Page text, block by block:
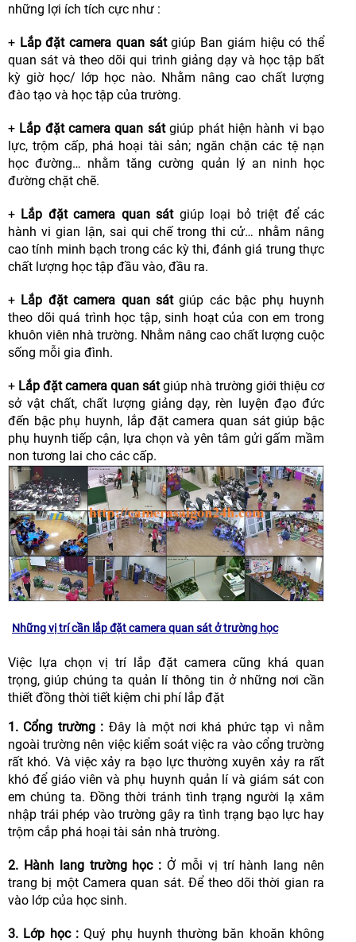
những lợi ích tích cực như :
+ Lắp đặt camera quan sátgiúp Ban giám hiệu có thể
quan sát và theo dõi qui trình giảng dạy và học tập bất
kỳ giờ học/ lớp học nào. Nhằm nâng cao chất lượng
đào tạo và học tập của trường.
+ Lắp đặt camera quan sátgiúp phát hiện hành vi bạo
lực, trộm cấp, phá hoại tài sản; ngăn chặn các tệ nạn
học đường… nhằm tăng cường quản lý an ninh học
đường chặt chẽ.
+ Lắp đặt camera quan sátgiúp loại bỏ triệt để các
hành vi gian lận, sai qui chế trong thi cử… nhằm nâng
cao tính minh bạch trong các kỳ thi, đánh giá trung thực
chất lượng học tập đầu vào, đầu ra.
+ Lắp đặt camera quan sátgiúp các bậc phụ huynh
theo dõi quá trình học tập, sinh hoạt của con em trong
khuôn viên nhà trường. Nhằm nâng cao chất lượng cuộc
sống mỗi gia đình.
+ Lắp đặt camera quan sátgiúp nhà trường giới thiệu cơ
sở vật chất, chất lượng giảng dạy, rèn luyện đạo đức
đến bậc phụ huynh, lắp đặt camera quan sát giúp bậc
phụ huynh tiếp cận, lựa chọn và yên tâm gửi gấm mầm
non tương lai cho các cấp.
Những vị trí cần lắp đặt camera quan sát ở trường học
Việc lựa chọn vị trí lắp đặt camera cũng khá quan
trọng, giúp chúng ta quản lí thông tin ở những nơi cần
thiết đồng thời tiết kiệm chi phí lắp đặt
1. Cổng trường : Đây là một nơi khá phức tạp vì nằm
ngoài trường nên việc kiểm soát việc ra vào cổng trường
rất khó. Và việc xảy ra bạo lực thường xuyên xảy ra rất
khó để giáo viên và phụ huynh quản lí và giám sát con
em chúng ta. Đồng thời tránh tình trạng người lạ xâm
nhập trái phép vào trường gây ra tình trạng bạo lực hay
trộm cắp phá hoại tài sản nhà trường.
2. Hành lang trường học : Ở mỗi vị trí hành lang nên
trang bị một Camera quan sát. Để theo dõi thời gian ra
vào lớp của học sinh.
3. Lớp học :Quý phụ huynh thường băn khoăn không